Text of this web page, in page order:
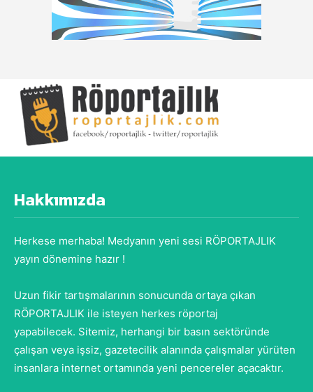
Hakkımızda
Herkese merhaba! Medyanın yeni sesi RÖPORTAJLIK
yayın dönemine hazır !
Uzun fikir tartışmalarının sonucunda ortaya çıkan
RÖPORTAJLIK ile isteyen herkes röportaj
yapabilecek. Sitemiz, herhangi bir basın sektöründe
çalışan veya işsiz, gazetecilik alanında çalışmalar yürüten
insanlara internet ortamında yeni pencereler açacaktır.